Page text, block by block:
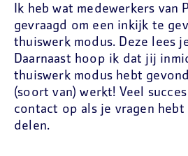
Ik heb wat medewerkers van
gevraagd om een inkijk te
thuiswerk modus. Deze lees
Daarnaast hoop ik dat jij
thuiswerk modus hebt
(soort van) werkt! Veel
contact op als je vragen
delen.